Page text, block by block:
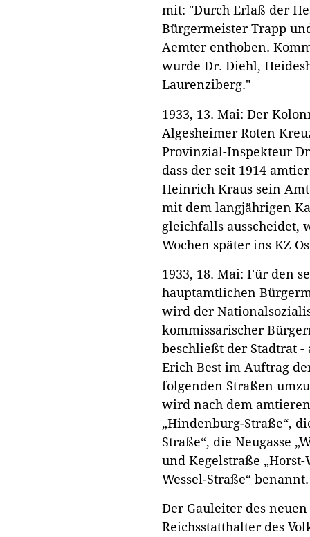
mit: "Durch Erlaß der
Bürgermeister Trapp
Aemter enthoben.
wurde Dr. Diehl,
Laurenziberg."
1933, 13. Mai: Der
Algesheimer Roten
Provinzial-Inspekteur
dass der seit 1914
Heinrich Kraus sein
mit dem langjährigen
gleichfalls ausscheidet,
Wochen später ins KZ
1933, 18. Mai: Für den
hauptamtlichen
wird der
kommissarischer
beschließt der Stadtrat
Erich Best im Auftrag
folgenden Straßen
wird nach dem
„Hindenburg-Straße“,
Straße“, die Neugasse
und Kegelstraße „Horst-
Wessel-Straße“ benannt.
Der Gauleiter des neuen
Reichsstatthalter des